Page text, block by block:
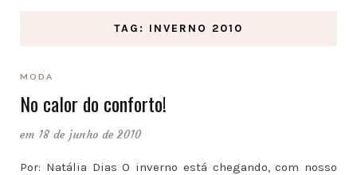
TAG: INVERNO 2010
MODA
No calor do conforto!
em 18 de junho de 2010
Por: Natália Dias O inverno está chegando, com nosso